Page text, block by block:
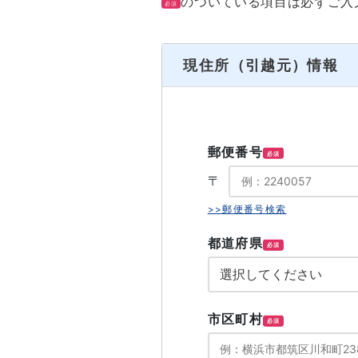
必須
現住所（引越元）情報
郵便番号 必須
〒
>>郵便番号検索
都道府県 必須
市区町村 必須